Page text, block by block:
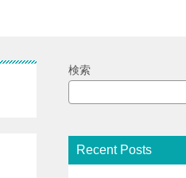
検索
Recent Posts